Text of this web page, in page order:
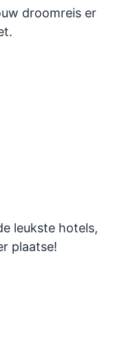
droomreis er
leukste hotels,
plaatse!